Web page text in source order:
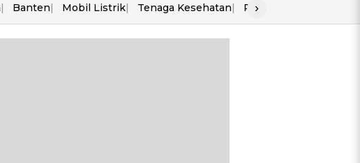
Banten Mobil Listrik Tenaga Kesehatan Perang As-Iran
›